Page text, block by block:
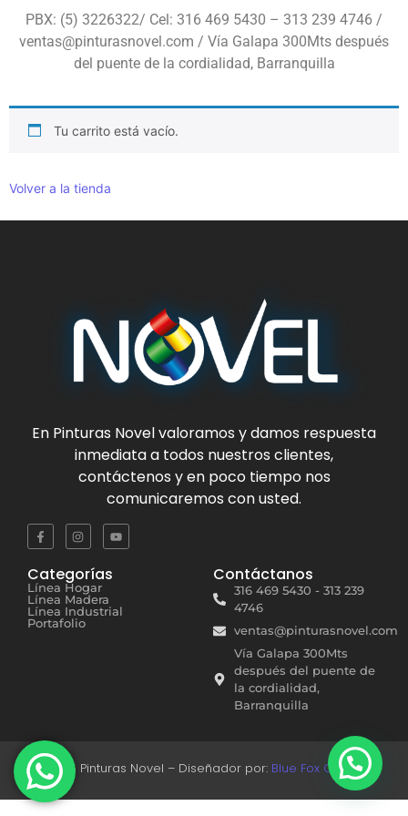
PBX: (5) 3226322/ Cel: 316 469 5430 – 313 239 4746 /
ventas@pinturasnovel.com / Vía Galapa 300Mts después
del puente de la cordialidad, Barranquilla
Tu carrito está vacío.
Volver a la tienda
En Pinturas Novelvaloramos y damos respuesta
inmediata a todos nuestros clientes,
contáctenos y en poco tiempo nos
comunicaremos con usted.
Categorías
Línea Hogar
Línea Madera
Línea Industrial
Portafolio
Contáctanos
316 469 5430 - 313 239
4746
ventas@pinturasnovel.com
Vía Galapa 300Mts
después del puente de
la cordialidad,
Barranquilla
© 2025 Pinturas Novel – Diseñador por: Blue Fox Creativo